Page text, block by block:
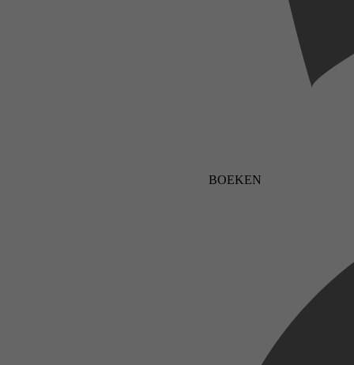
BOEKEN